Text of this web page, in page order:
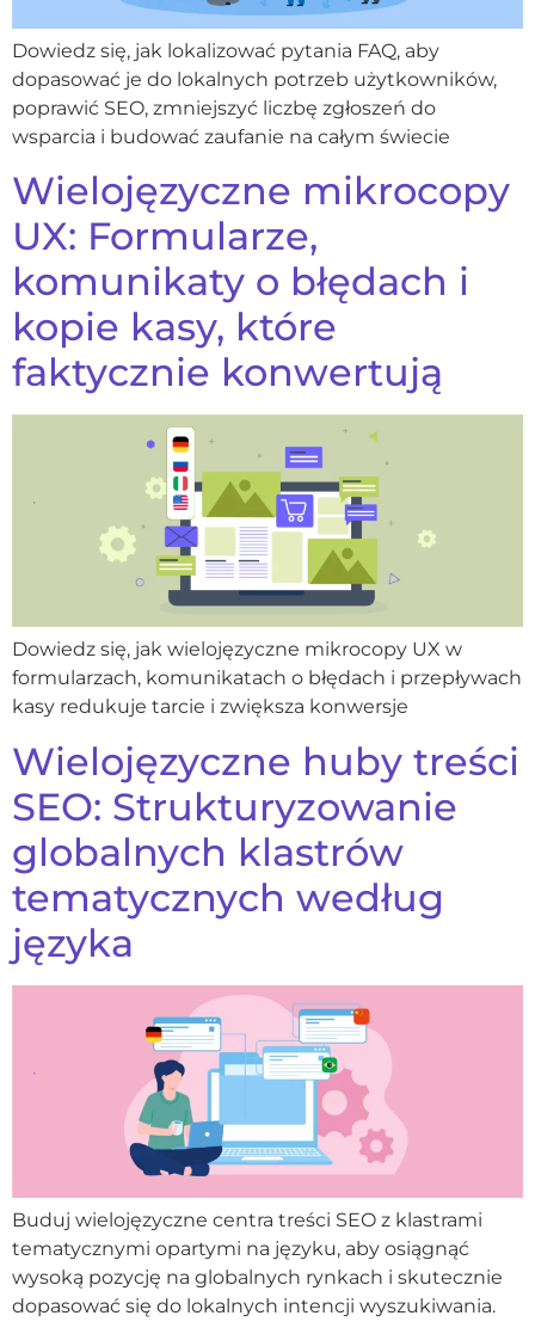
Dowiedz się, jak lokalizować pytania FAQ, aby
dopasować je do lokalnych potrzeb użytkowników,
poprawić SEO, zmniejszyć liczbę zgłoszeń do
wsparcia i budować zaufanie na całym świecie
Wielojęzyczne mikrocopy
UX: Formularze,
komunikaty o błędach i
kopie kasy, które
faktycznie konwertują
Dowiedz się, jak wielojęzyczne mikrocopy UX w
formularzach, komunikatach o błędach i przepływach
kasy redukuje tarcie i zwiększa konwersje
Wielojęzyczne huby treści
SEO: Strukturyzowanie
globalnych klastrów
tematycznych według
języka
Buduj wielojęzyczne centra treści SEO z klastrami
tematycznymi opartymi na języku, aby osiągnąć
wysoką pozycję na globalnych rynkach i skutecznie
dopasować się do lokalnych intencji wyszukiwania.